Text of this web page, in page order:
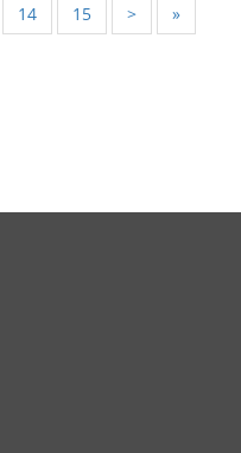
14 15 > »